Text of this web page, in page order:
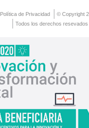
Política de Privacidad
© Copyright
Todos los derechos resevados